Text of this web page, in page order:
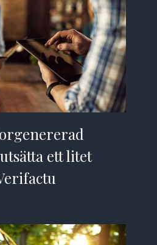
ett litet